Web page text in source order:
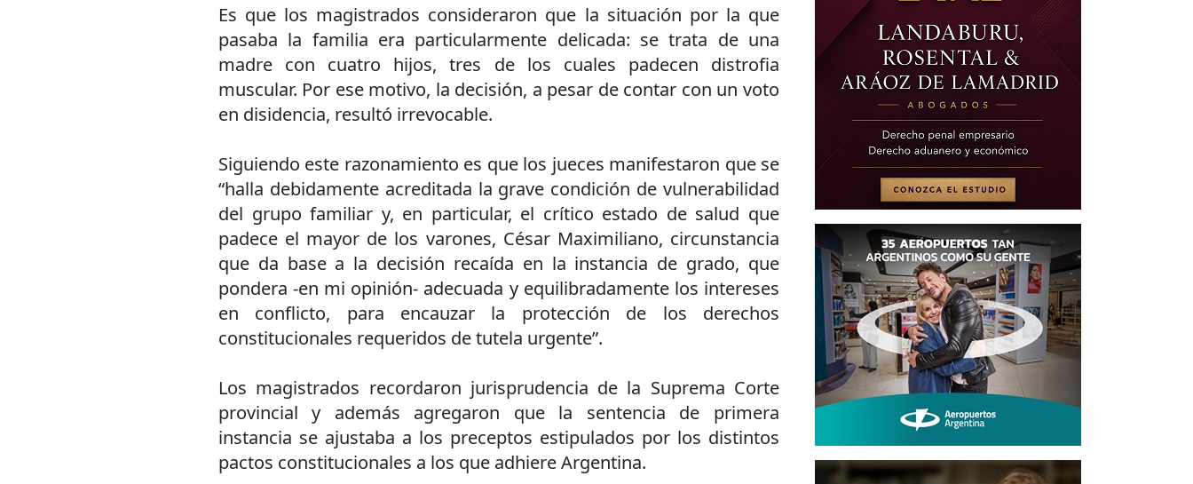
Es que los magistrados consideraron que la situación por la que
pasaba la familia era particularmente delicada: se trata de una
madre con cuatro hijos, tres de los cuales padecen distrofia
muscular. Por ese motivo, la decisión, a pesar de contar con un voto
en disidencia, resultó irrevocable.
Siguiendo este razonamiento es que los jueces manifestaron que se
“halla debidamente acreditada la grave condición de vulnerabilidad
del grupo familiar y, en particular, el crítico estado de salud que
padece el mayor de los varones, César Maximiliano, circunstancia
que da base a la decisión recaída en la instancia de grado, que
pondera -en mi opinión- adecuada y equilibradamente los intereses
en conflicto, para encauzar la protección de los derechos
constitucionales requeridos de tutela urgente”.
Los magistrados recordaron jurisprudencia de la Suprema Corte
provincial y además agregaron que la sentencia de primera
instancia se ajustaba a los preceptos estipulados por los distintos
pactos constitucionales a los que adhiere Argentina.